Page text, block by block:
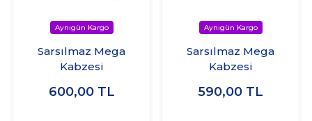
Sarsılmaz Mega
Kabzesi
600,00 TL
Sarsılmaz Mega
Kabzesi
590,00 TL